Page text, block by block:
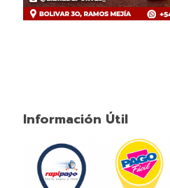
Información Útil